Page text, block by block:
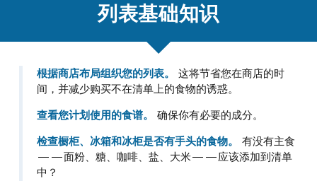
列表基础知识
根据商店布局组织您的列表。
这将节省您在商店的时
间，并减少购买不在清单上的食物的诱惑。
查看您计划使用的食谱。
确保你有必要的成分。
检查橱柜、冰箱和冰柜是否有手头的食物。
有没有主食
——面粉、糖、咖啡、盐、大米——应该添加到清单
中？